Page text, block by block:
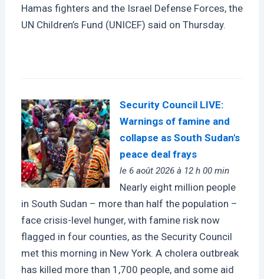
Hamas fighters and the Israel Defense Forces, the
UN Children’s Fund (UNICEF) said on Thursday.
Security Council LIVE:
Warnings of famine and
collapse as South Sudan's
peace deal frays
le 6 août 2026 à 12 h 00 min
Nearly eight million people
in South Sudan – more than half the population –
face crisis-level hunger, with famine risk now
flagged in four counties, as the Security Council
met this morning in New York. A cholera outbreak
has killed more than 1,700 people, and some aid